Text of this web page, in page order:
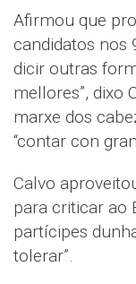
Afirmou que
candidatos nos
dicir outras
mellores”, dixo
marxe dos
“contar con
Calvo
para criticar ao
partícipes
tolerar”.